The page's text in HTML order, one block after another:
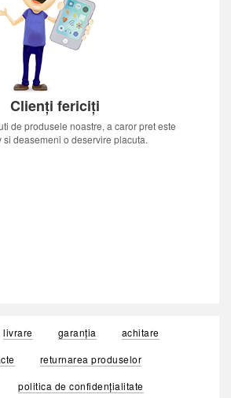
Clienți fericiți
de produsele noastre, a caror pret este
si deasemeni o deservire placuta.
livrare garanția
achitare
returnarea produselor
politica de confidențialitate